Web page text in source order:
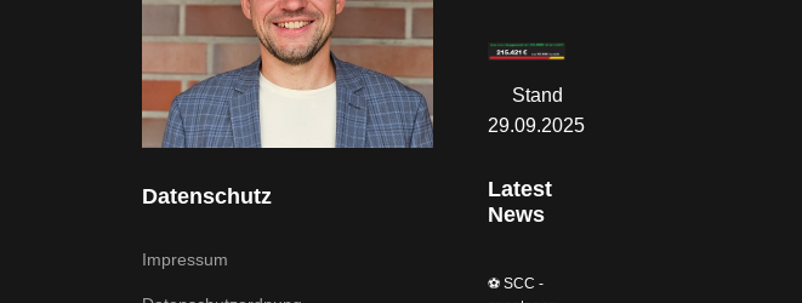
Datenschutz
Impressum
Stand
29.09.2025
Latest
News
⚽️ SCC -